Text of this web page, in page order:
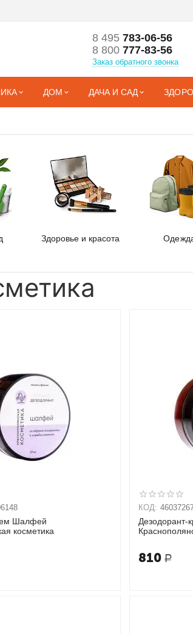
8 495783-06-56
8 800777-83-56
Заказ обратного звонка
ДОМ ДАЧА И САД
Здоровье и красота
Шалфей
косметика
КОД:
Дезодорант-
810 Р